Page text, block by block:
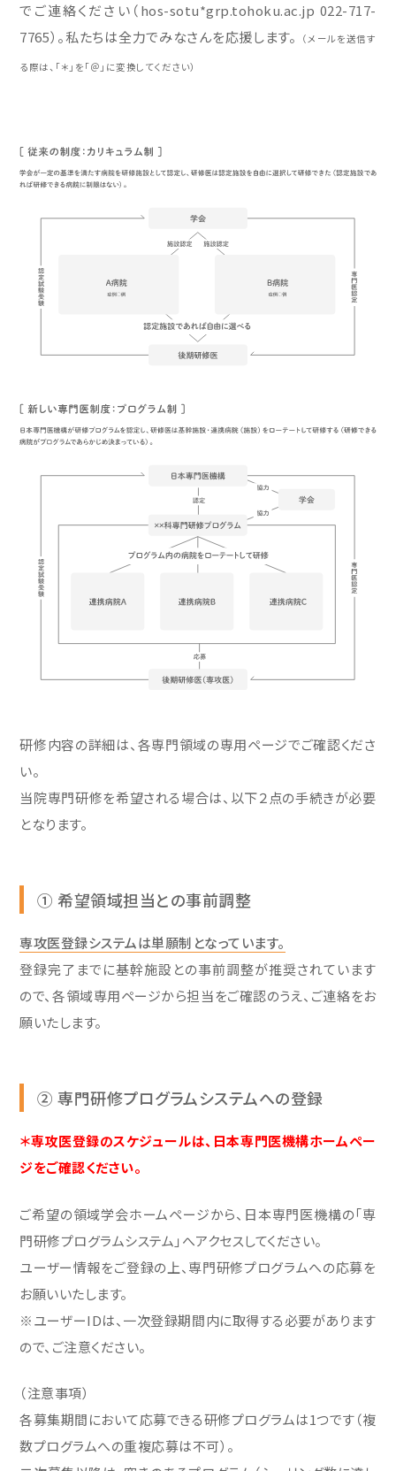
でご連絡ください（hos-sotu*grp.tohoku.ac.jp 022-717-
7765）。私たちは全力でみなさんを応援します。
（メールを送信す
る際は、「＊」を「＠」に変換してください）
研修内容の詳細は、各専門領域の専用ページでご確認くださ
い。
当院専門研修を希望される場合は、以下２点の手続きが必要
となります。
① 希望領域担当との事前調整
専攻医登録システムは単願制となっています。
登録完了までに基幹施設との事前調整が推奨されています
ので、各領域専用ページから担当をご確認のうえ、ご連絡をお
願いたします。
② 専門研修プログラムシステムへの登録
＊専攻医登録のスケジュールは、日本専門医機構ホームペー
ジをご確認ください。
ご希望の領域学会ホームページから、日本専門医機構の「専
門研修プログラムシステム」へアクセスしてください。
ユーザー情報をご登録の上、専門研修プログラムへの応募を
お願いいたします。
※ユーザーIDは、一次登録期間内に取得する必要があります
ので、ご注意ください。
（注意事項）
各募集期間において応募できる研修プログラムは1つです（複
数プログラムへの重複応募は不可）。